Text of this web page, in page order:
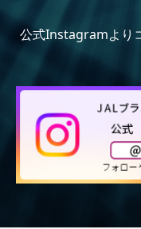
公式Instagramより